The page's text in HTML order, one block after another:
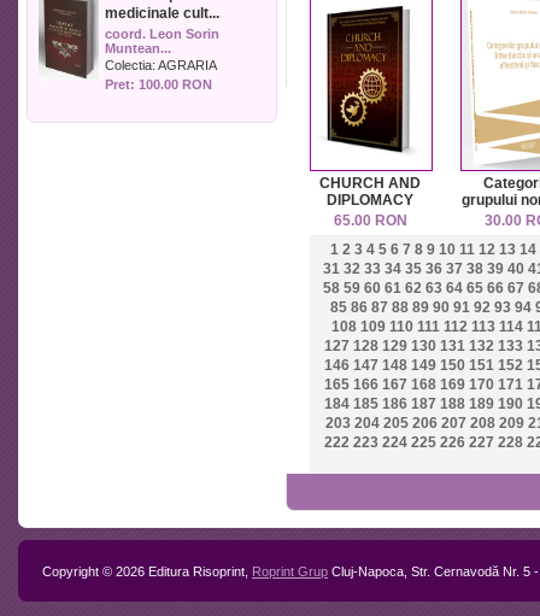
Pedagogie
Politica
Psihologie
Sport
medicinale cult...
coord. Leon Sorin
Muntean...
Colectia: AGRARIA
Pret: 100.00 RON
CHURCH AND
DIPLOMACY
THEOLOGY,
IDENTITY AND
GLOBAL
DIPLOMACY
65.00 RON
grupului
intre
30.00
1 2 3 4 5 6 7 8 9 10 11 12 13 14
31 32 33 34 35 36 37 38 39 40
58 59 60 61 62 63 64 65 66 67
85 86 87 88 89 90 91 92 93 94
108 109 110 111 112 113 114
127 128 129 130 131 132 133
146 147 148 149 150 151 152
165 166 167 168 169 170 171
184 185 186 187 188 189 190
203 204 205 206 207 208 209
222 223 224 225 226 227 228
Copyright © 2026 Editura Risoprint, Roprint Grup Cluj-Napoca, Str. Cernavodă Nr. 5